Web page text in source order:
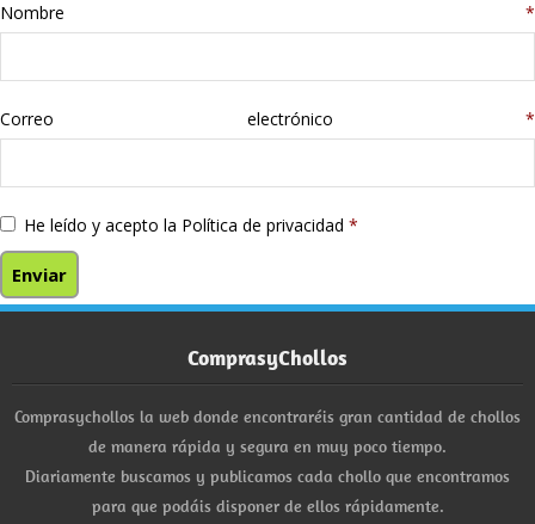
libros
Nombre *
Correo electrónico *
He leído y acepto la Política de privacidad *
ComprasyChollos
Comprasychollos la web donde encontraréis gran cantidad de chollos
de manera rápida y segura en muy poco tiempo.
Diariamente buscamos y publicamos cada chollo que encontramos
para que podáis disponer de ellos rápidamente.